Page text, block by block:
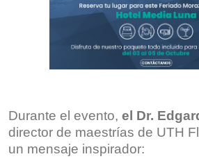
Durante el evento, el Dr.
director de maestrías de UTH
un mensaje inspirador: